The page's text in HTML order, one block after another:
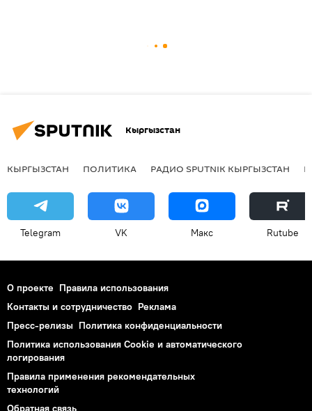
Кыргызстан
КЫРГЫЗСТАН ПОЛИТИКА РАДИО SPUTNIK КЫРГЫЗСТАН
Telegram VK Макс Rutube
О проекте Правила использования
Контакты и сотрудничество Реклама
Пресс-релизы Политика конфиденциальности
Политика использования Cookie и автоматического
логирования
Правила применения рекомендательных
технологий
Обратная связь